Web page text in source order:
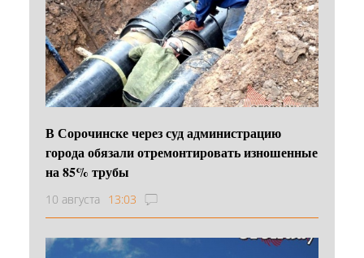
В Сорочинске через суд администрацию
города обязали отремонтировать изношенные
на 85% трубы
10 августа 13:03